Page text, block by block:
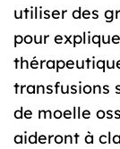
utiliser des
pour
transfusions
de moelle
aideront à